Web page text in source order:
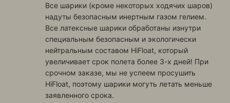
Все шарики (кроме некоторых ходячих шаров)
надуты безопасным инертным газом гелием.
Все латексные шарики обработаны изнутри
специальным безопасным и экологически
нейтральным составом HiFloat, который
увеличивает срок полета более 3-х дней! При
срочном заказе, мы не успеем просушить
HiFloat, поэтому шарики могуть летать меньше
заявленного срока.